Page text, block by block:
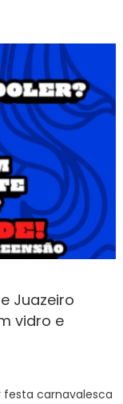
Juazeiro
vidro e
festa carnavalesca